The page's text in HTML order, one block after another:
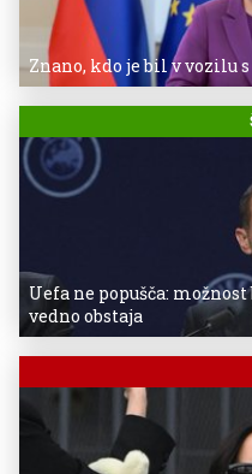
Znano, kdo je bil v vozilu
Uefa ne popušča:
vedno obstaja